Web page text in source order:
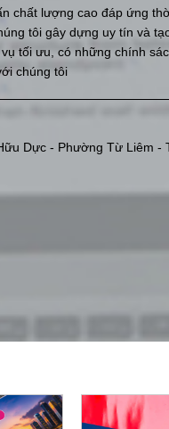
chất lượng cao đáp ứng
tôi gây dựng uy tín và
tối ưu, có những chính
chúng tôi
Dực - Phường Từ Liêm -